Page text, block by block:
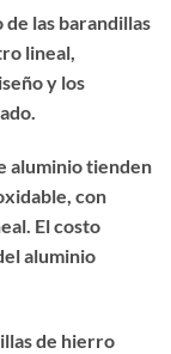
las barandillas
lineal,
y los
aluminio tienden
con
El costo
aluminio
de hierro